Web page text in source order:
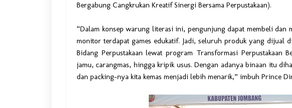
Bergabung Cangkrukan Kreatif Sinergi Bersama Perpustakaan).
“Dalam konsep warung literasi ini, pengunjung dapat membeli dan
monitor terdapat games edukatif. Jadi, seluruh produk yang dijual
Bidang Perpustakaan lewat program Transformasi Perpustakaan
jamu, carangmas, hingga kripik usus. Dengan adanya binaan itu
dan packing-nya kita kemas menjadi lebih menarik,” imbuh Prince